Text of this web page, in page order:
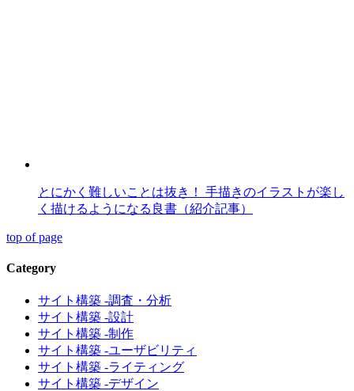
とにかく難しいことは抜き！ 手描きのイラストが楽し
く描けるようになる良書（紹介記事）
top of page
Category
サイト構築 -調査・分析
サイト構築 -設計
サイト構築 -制作
サイト構築 -ユーザビリティ
サイト構築 -ライティング
サイト構築 -デザイン